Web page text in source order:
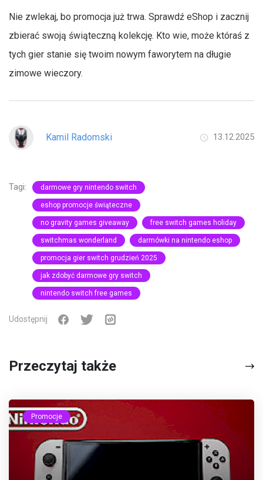
Nie zwlekaj, bo promocja już trwa. Sprawdź eShop i zacznij
zbierać swoją świąteczną kolekcję. Kto wie, może któraś z
tych gier stanie się twoim nowym faworytem na długie
zimowe wieczory.
Kamil Radomski 13.12.2025
Tagi: darmowe gry nintendo switch
eshop promocje świąteczne
no gravity games giveaway free switch games holiday
switchmas wonderland darmówki na nintendo eshop
promocja gier switch grudzień 2025
jak zdobyć darmowe gry switch
nintendo switch free games
Udostępnij
Przeczytaj także
Promocje